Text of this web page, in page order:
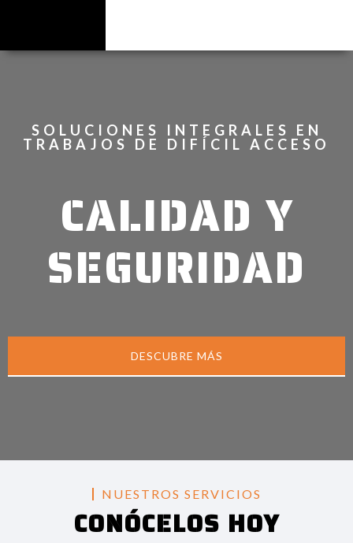
SOLUCIONES INTEGRALES EN
TRABAJOS DE DIFÍCIL ACCESO
CALIDAD Y
SEGURIDAD
DESCUBRE MÁS
NUESTROS SERVICIOS
CONÓCELOS HOY